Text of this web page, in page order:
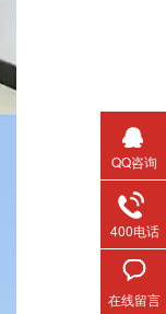
QQ咨询
400电话
在线留言